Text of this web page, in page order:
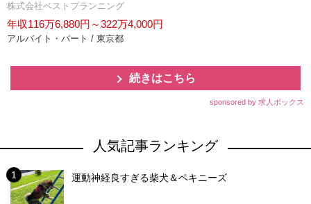
株式会社ベストプランニング
年収116万6,880円～322万4,000円
アルバイト・パート / 東京都
続きはこちら
sponsored by 求人ボックス
人気記事ランキング
運動神経良すぎる柴犬＆ペキニーズ